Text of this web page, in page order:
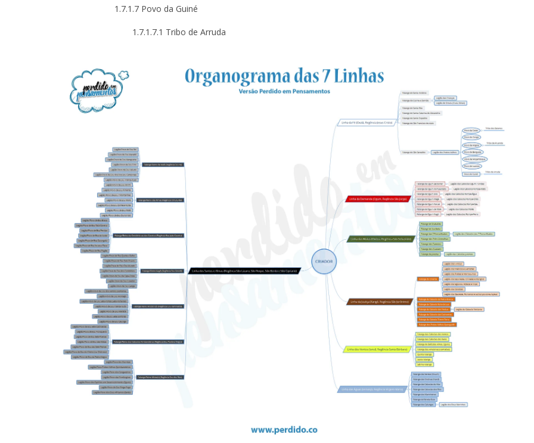
1.7.1.7 Povo da Guiné
1.7.1.7.1 Tribo de Arruda